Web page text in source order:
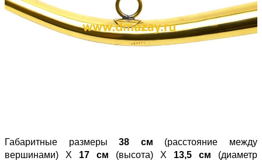
Габаритные размеры38 см (расстояние между
вершинами) Х 17 см (высота) Х 13,5 см (диаметр